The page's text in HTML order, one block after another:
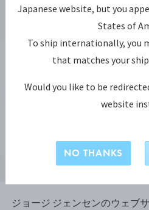
ジョージ ジェンセンのウェブ
Japanese website, but you
States of
To ship internationally, you
that matches your
Would you like to be
website
NO THANKS